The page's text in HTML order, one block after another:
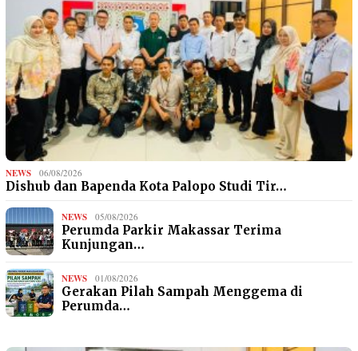
NEWS 06/08/2026
Dishub dan Bapenda Kota Palopo Studi Tir…
NEWS 05/08/2026
Perumda Parkir Makassar Terima
Kunjungan…
NEWS 01/08/2026
Gerakan Pilah Sampah Menggema di
Perumda…